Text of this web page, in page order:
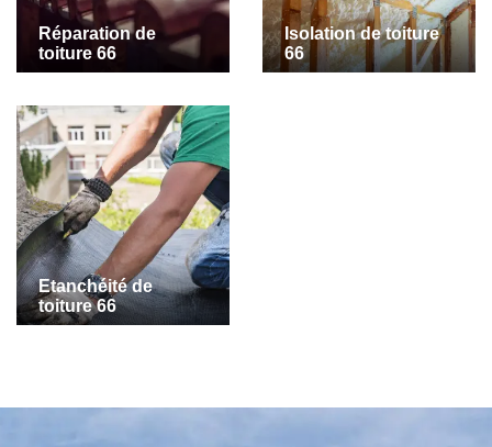
Réparation de
toiture 66
Isolation de toiture
66
Etanchéité de
toiture 66